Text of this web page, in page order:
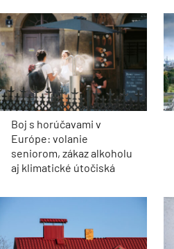
Boj s horúčavami v
Európe: volanie
seniorom, zákaz alkoholu
aj klimatické útočiská